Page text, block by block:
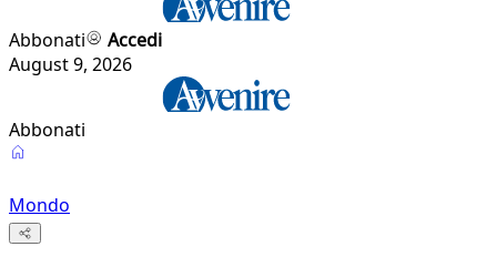
Abbonati
Accedi
August 9, 2026
Abbonati
Mondo